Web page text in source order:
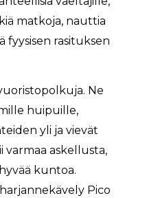
matkoja, nauttia
fyysisen rasituksen
Ne
huipuille,
yli ja vievät
varmaa askellusta,
kuntoa.
Pico